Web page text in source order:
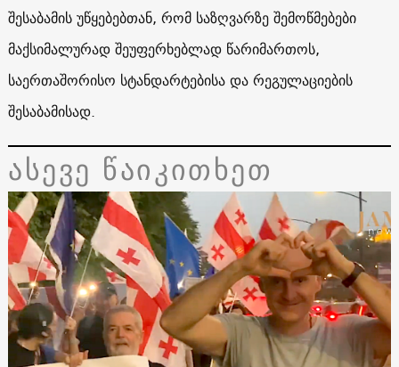
შესაბამის უწყებებთან, რომ საზღვარზე შემოწმებები
მაქსიმალურად შეუფერხებლად წარიმართოს,
საერთაშორისო სტანდარტებისა და რეგულაციების
შესაბამისად.
ასევე წაიკითხეთ